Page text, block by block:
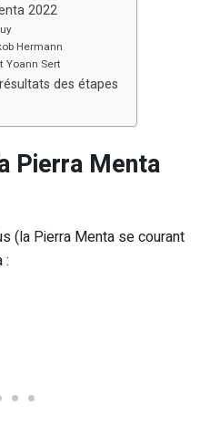
2022
Hermann
Yoann Sert
des étapes
Pierra Menta
(la Pierra Menta se courant
: